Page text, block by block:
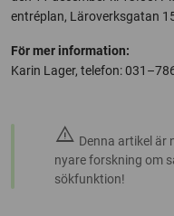
entréplan, Läroverksgatan
För mer information:
Karin Lager, telefon:
warning Denna artikel är
nyare forskning om
sökfunktion!